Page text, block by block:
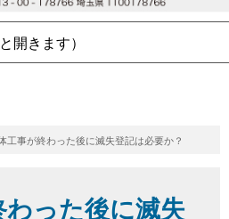
開きます）
工事が終わった後に滅失登記は必要か？
った後に滅失